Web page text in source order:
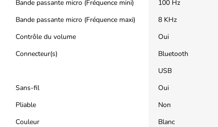
Bande passante micro (Fréquence mini)
100 Hz
Bande passante micro (Fréquence maxi)
8 KHz
Contrôle du volume
Oui
Connecteur(s)
Bluetooth
USB
Sans-fil
Oui
Pliable
Non
Couleur
Blanc